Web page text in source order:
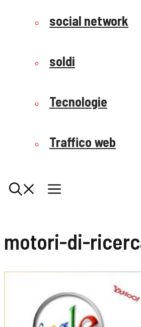
social network
soldi
Tecnologie
Traffico web
motori-di-